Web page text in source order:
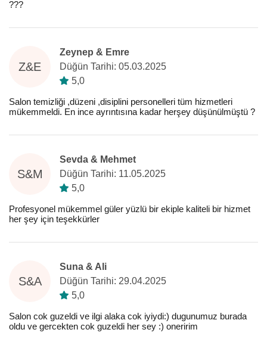
???
Z&E
Zeynep & Emre
Düğün Tarihi: 05.03.2025
5,0
Salon temizliği ,düzeni ,disiplini personelleri tüm hizmetleri
mükemmeldi. En ince ayrıntısına kadar herşey düşünülmüştü ?
S&M
Sevda & Mehmet
Düğün Tarihi: 11.05.2025
5,0
Profesyonel mükemmel güler yüzlü bir ekiple kaliteli bir hizmet
her şey için teşekkürler
S&A
Suna & Ali
Düğün Tarihi: 29.04.2025
5,0
Salon cok guzeldi ve ilgi alaka cok iyiydi:) dugunumuz burada
oldu ve gercekten cok guzeldi her sey :) oneririm